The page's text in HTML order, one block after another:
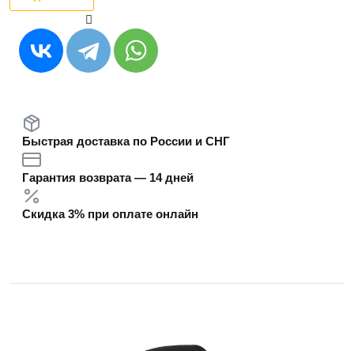
Быстрая доставка по России и СНГ
Гарантия возврата — 14 дней
Скидка 3% при оплате онлайн